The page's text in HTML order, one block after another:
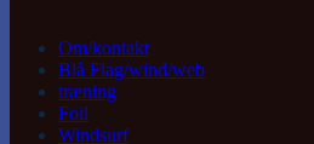
Om/kontakt
Blå Flag/wind/web
træning
Foil
Windsurf